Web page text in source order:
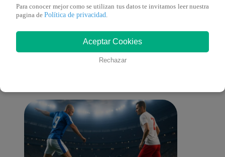
También te puede
interesar
Para conocer mejor como se utilizan tus datos te invitamos leer nuestra
pagina de Política de privacidad
Aceptar Cookies
Rechazar